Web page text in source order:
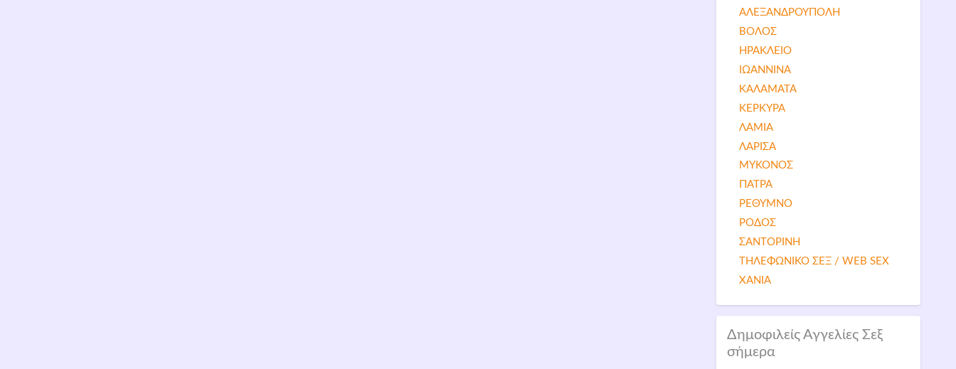
ΑΛΕΞΑΝΔΡΟΥΠΟΛΗ
ΒΟΛΟΣ
ΗΡΑΚΛΕΙΟ
ΙΩΑΝΝΙΝΑ
ΚΑΛΑΜΑΤΑ
ΚΕΡΚΥΡΑ
ΛΑΜΙΑ
ΛΑΡΙΣΑ
ΜΥΚΟΝΟΣ
ΠΑΤΡΑ
ΡΕΘΥΜΝΟ
ΡΟΔΟΣ
ΣΑΝΤΟΡΙΝΗ
ΤΗΛΕΦΩΝΙΚΟ ΣΕΞ / WEB SEX
ΧΑΝΙΑ
Δημοφιλείς Αγγελίες Σεξ
σήμερα